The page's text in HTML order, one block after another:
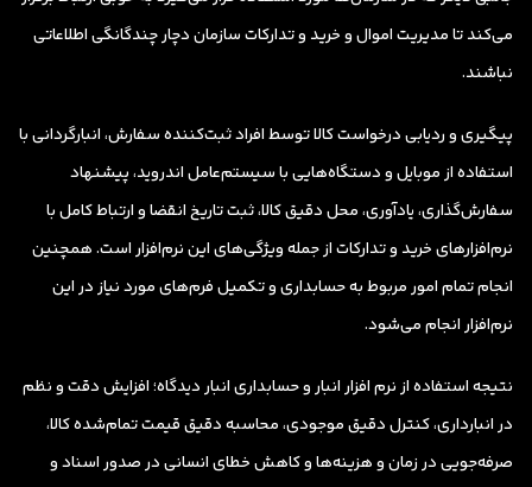
می‌کند تا مدیریت اموال و خرید و تدارکات سازمان دچار چندگانگی اطلاعاتی
نباشند.
پیگیری و ردیابی درخواست کالا توسط افراد ثبت‌کننده سفارش، انبارگردانی با
استفاده از موبایل و دستگاه‌هایی با سیستم‌عامل اندروید، پیشنهاد
سفارش‌گذاری، یادآوری، محل دقیق کالا، ثبت تاریخ انقضا و ارتباط کامل با
نرم‌افزارهای خرید و تدارکات از جمله ویژگی‌های این نرم‌افزار است. همچنین
انجام تمام امور مربوط به حسابداری و تکمیل فرم‌های مورد نیاز در این
نرم‌افزار انجام می‌شود.
نتیجه استفاده از نرم افزار انبار و حسابداری انبار دیدگاه؛ افزایش دقت و نظم
در انبارداری، کنترل دقیق موجودی، محاسبه دقیق قیمت تمام‌شده کالا،
صرفه‌جویی در زمان و هزینه‌ها و کاهش خطای انسانی در صدور اسناد و